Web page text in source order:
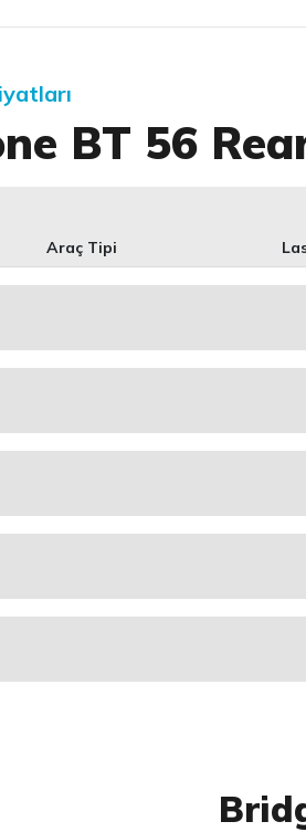
BT 56
Araç Tipi